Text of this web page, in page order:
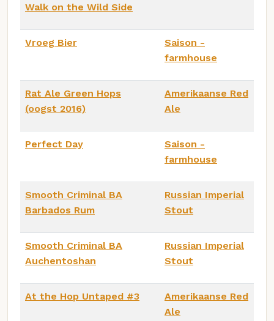
Walk on the Wild Side
Vroeg Bier
Saison -
farmhouse
Rat Ale Green Hops
(oogst 2016)
Amerikaanse Red
Ale
Perfect Day
Saison -
farmhouse
Smooth Criminal BA
Barbados Rum
Russian Imperial
Stout
Smooth Criminal BA
Auchentoshan
Russian Imperial
Stout
At the Hop Untaped #3
Amerikaanse Red
Ale